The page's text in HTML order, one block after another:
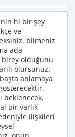
hi bir şey
ve
bilmeniz
ada
olduğunu
olursunuz.
anlamaya
beklenecek,
bir varlık
ilişkileri